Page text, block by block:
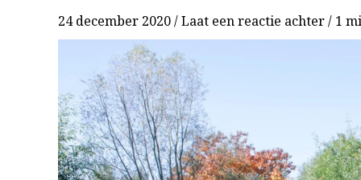
24 december 2020/Laat een reactie achter/ 1